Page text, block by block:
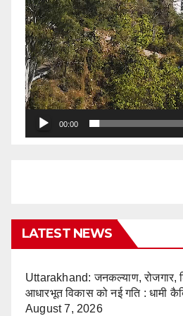
00:00
LATEST NEWS
Uttarakhand: जनकल्याण, रोजगार,
आधारभूत विकास को नई गति : धामी
August 7, 2026